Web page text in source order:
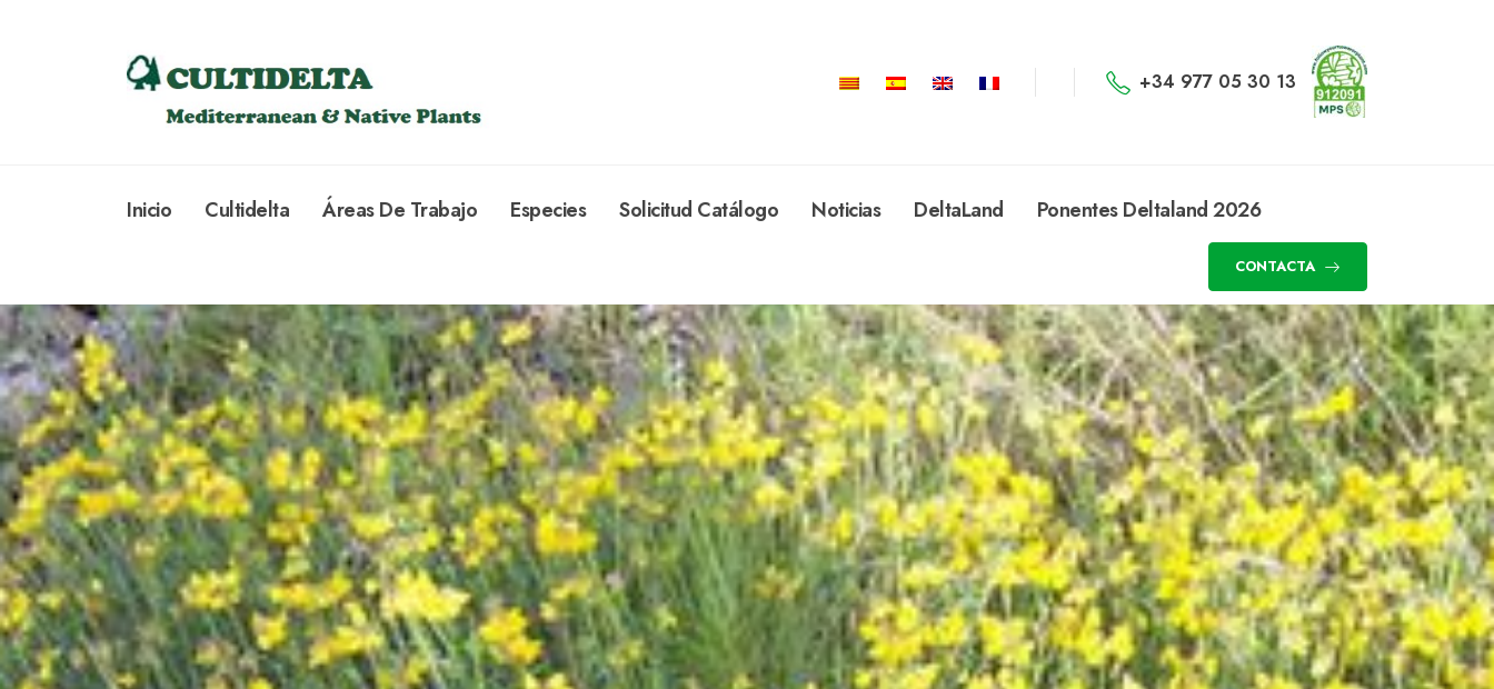
+34 977 05 30 13
Inicio Cultidelta Áreas De Trabajo Especies Solicitud Catálogo Noticias DeltaLand Ponentes Deltaland 2026
CONTACTA